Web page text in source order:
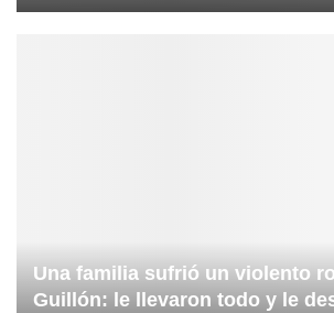
Una familia sufrió un violento
Guillón: le llevaron todo y le